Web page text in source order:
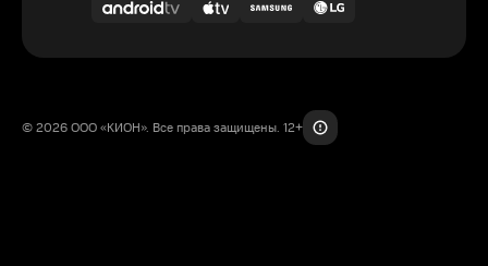
© 2026 ООО «КИОН». Все права защищены. 12+